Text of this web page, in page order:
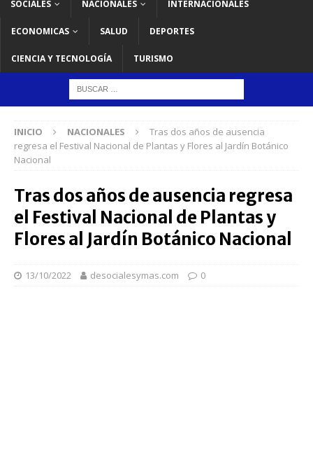
SOCIALES NACIONALES INTERNACIONALES
ECONOMICAS SALUD DEPORTES
CIENCIA Y TECNOLOGÍA TURISMO
INICIO NACIONALES
Tras dos años de ausencia
regresa el Festival Nacional de Plantas y Flores al Jardín Botánico
Nacional
Tras dos años de ausencia regresa
el Festival Nacional de Plantas y
Flores al Jardín Botánico Nacional
13/10/2022 desocialesymas.com 0